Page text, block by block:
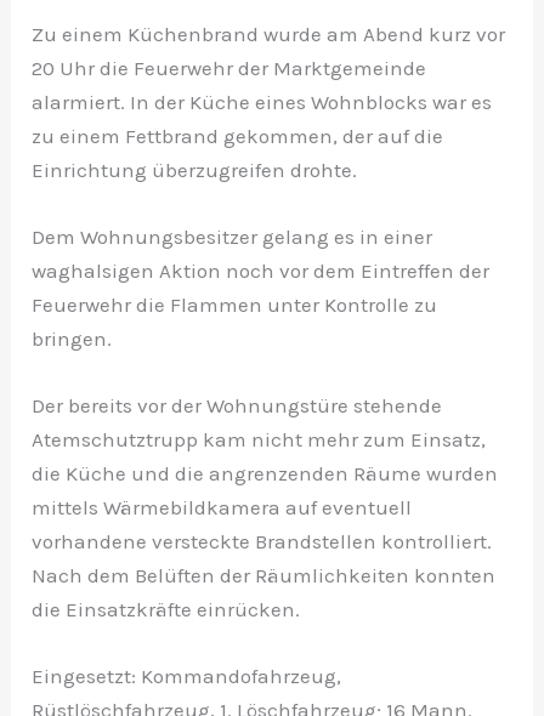
Zu einem Küchenbrand wurde am Abend kurz vor
20 Uhr die Feuerwehr der Marktgemeinde
alarmiert. In der Küche eines Wohnblocks war es
zu einem Fettbrand gekommen, der auf die
Einrichtung überzugreifen drohte.
Dem Wohnungsbesitzer gelang es in einer
waghalsigen Aktion noch vor dem Eintreffen der
Feuerwehr die Flammen unter Kontrolle zu
bringen.
Der bereits vor der Wohnungstüre stehende
Atemschutztrupp kam nicht mehr zum Einsatz,
die Küche und die angrenzenden Räume wurden
mittels Wärmebildkamera auf eventuell
vorhandene versteckte Brandstellen kontrolliert.
Nach dem Belüften der Räumlichkeiten konnten
die Einsatzkräfte einrücken.
Eingesetzt: Kommandofahrzeug,
Rüstlöschfahrzeug, 1. Löschfahrzeug; 16 Mann.